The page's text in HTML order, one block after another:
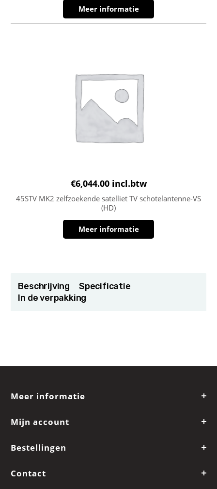
Meer informatie
€6,044.00 incl.btw
45STV MK2 zelfzoekende satelliet TV schotelantenne-VS
(HD)
Meer informatie
Beschrijving
Specificatie
In de verpakking
Meer informatie
Mijn account
Bestellingen
Contact